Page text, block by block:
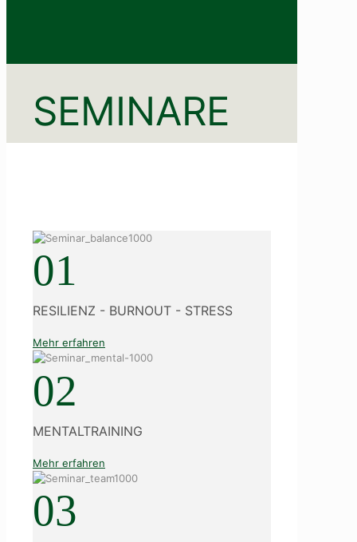
SEMINARE
01
RESILIENZ - BURNOUT - STRESS
Mehr erfahren
02
MENTALTRAINING
Mehr erfahren
03